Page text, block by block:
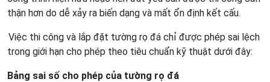
thận hơn do dễ xảy ra biến dạng và mất ổn định kết cấu.
Việc thi công và lắp đặt tường rọ đá chỉ được phép sai lệch
trong giới hạn cho phép theo tiêu chuẩn kỹ thuật dưới đây:
Bảng sai số cho phép của tường rọ đá